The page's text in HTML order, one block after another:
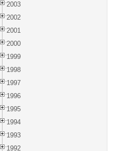
2003
2002
2001
2000
1999
1998
1997
1996
1995
1994
1993
1992